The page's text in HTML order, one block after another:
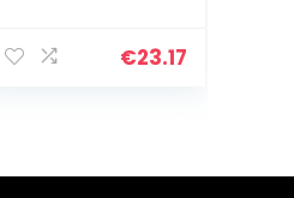
van 100 stuks)
€23.17